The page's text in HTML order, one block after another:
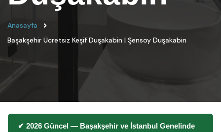
Anasayfa
Başakşehir Ücretsiz Keşif Duşakabin | Şensoy Duşakabin
✔ 2026 Güncel — Başakşehir ve İstanbul Genelinde